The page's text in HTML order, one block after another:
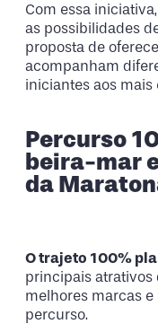
Com essa
as possibilidades
proposta de
acompanham
iniciantes aos mais
Percurso
beira-mar
da
O trajeto 100%
principais atrativos
melhores marcas
percurso.